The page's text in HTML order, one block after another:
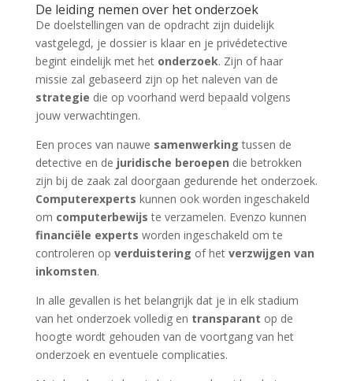
De leiding nemen over het onderzoek
De doelstellingen van de opdracht zijn duidelijk
vastgelegd, je dossier is klaar en je privédetective
begint eindelijk met het onderzoek. Zijn of haar
missie zal gebaseerd zijn op het naleven van de
strategie die op voorhand werd bepaald volgens
jouw verwachtingen.
Een proces van nauwe samenwerking tussen de
detective en de juridische beroepen die betrokken
zijn bij de zaak zal doorgaan gedurende het onderzoek.
Computerexperts kunnen ook worden ingeschakeld
om computerbewijs te verzamelen. Evenzo kunnen
financiële experts worden ingeschakeld om te
controleren op verduistering of het verzwijgen van
inkomsten.
In alle gevallen is het belangrijk dat je in elk stadium
van het onderzoek volledig en transparant op de
hoogte wordt gehouden van de voortgang van het
onderzoek en eventuele complicaties.